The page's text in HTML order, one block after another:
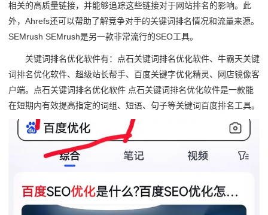
相关的高质量链接，并能够追踪这些链接对于网站排名的影响。此
外，Ahrefs还可以帮助了解竞争对手的关键词排名情况和流量来源。
SEMrush SEMrush是另一款非常流行的SEO工具。
关键词排名优化软件有：点石关键词排名优化软件、牛霸天关键
词排名优化软件、超级站长帮手、百度关键字优化精灵、网店镜像客
户端。点石关键词排名优化软件 点石关键词排名优化软件是一款能
在短期内有效提高指定的词组、短语、句子等关键词百度排名工具。